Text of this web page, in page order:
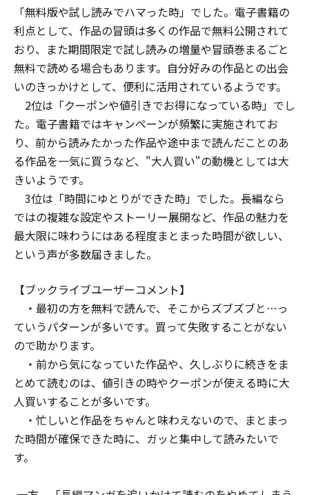
「無料版や試し読みでハマった時」でした。電子書籍の
利点として、作品の冒頭は多くの作品で無料公開されて
おり、また期間限定で試し読みの増量や冒頭巻まるごと
無料で読める場合もあります。自分好みの作品との出会
いのきっかけとして、便利に活用されているようです。
2位は「クーポンや値引きでお得になっている時」でし
た。電子書籍ではキャンペーンが頻繁に実施されてお
り、前から読みたかった作品や途中まで読んだことのあ
る作品を一気に買うなど、"大人買い"の動機としては大
きいようです。
3位は「時間にゆとりができた時」でした。長編なら
ではの複雑な設定やストーリー展開など、作品の魅力を
最大限に味わうにはある程度まとまった時間が欲しい、
という声が多数届きました。
【ブックライブユーザーコメント】
・最初の方を無料で読んで、そこからズブズブと…っ
ていうパターンが多いです。買って失敗することがない
ので助かります。
・前から気になっていた作品や、久しぶりに続きをま
とめて読むのは、値引きの時やクーポンが使える時に大
人買いすることが多いです。
・忙しいと作品をちゃんと味わえないので、まとまっ
た時間が確保できた時に、ガッと集中して読みたいで
す。